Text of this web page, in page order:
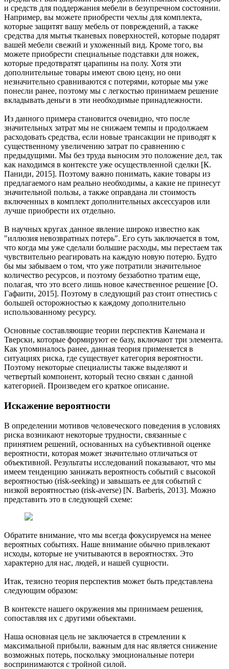
и средств для поддержания мебели в безупречном состоянии.
Например, вы можете приобрести чехлы для комплекта,
которые защитят вашу мебель от повреждений, а также
средства для мытья тканевых поверхностей, которые подарят
вашей мебели свежий и ухоженный вид. Кроме того, вы
можете приобрести специальные подставки для ножек,
которые предотвратят царапины на полу. Хотя эти
дополнительные товары имеют свою цену, но они
незначительно сравниваются с потерями, которые мы уже
понесли ранее, поэтому мы с легкостью принимаем решение
вкладывать деньги в эти необходимые принадлежности.
Из данного примера становится очевидно, что после
значительных затрат мы не снижаем темпы и продолжаем
расходовать средства, если новые трансакции не приводят к
существенному увеличению затрат по сравнению с
предыдущими. Мы без труда выносим это положение дел, так
как находимся в контексте уже осуществленной сделки [К.
Паниди, 2015]. Поэтому важно понимать, какие товары из
предлагаемого нам реально необходимы, а какие не принесут
значительной пользы, а также оправдана ли стоимость
включенных в комплект дополнительных аксессуаров или
лучше приобрести их отдельно.
В научных кругах данное явление широко известно как
"иллюзия невозвратных потерь". Его суть заключается в том,
что когда мы уже сделали большие расходы, мы перестаем так
чувствительно реагировать на каждую новую потерю. Будто
бы мы забываем о том, что уже потратили значительное
количество ресурсов, и поэтому беззаботно тратим еще,
полагая, что это всего лишь новое качественное решение [О.
Гафаити, 2015]. Поэтому в следующий раз стоит отнестись с
большей осторожностью к каждому дополнительно
использованному ресурсу.
Основные составляющие теории перспектив Канемана и
Тверски, которые формируют ее базу, включают три элемента.
Как упоминалось ранее, данная теория применяется в
ситуациях риска, где существует категория вероятности.
Поэтому некоторые специалисты также выделяют и
четвертый компонент, который тесно связан с данной
категорией. Произведем его краткое описание.
Искажение вероятности
В определении мотивов человеческого поведения в условиях
риска возникают некоторые трудности, связанные с
принятием решений, основанных на субъективной оценке
вероятности, которая может значительно отличаться от
объективной. Результаты исследований показывают, что мы
имеем тенденцию занижать вероятность событий с высокой
вероятностью (risk-seeking) и завышать ее для событий с
низкой вероятностью (risk-averse) [N. Barberis, 2013]. Можно
представить это в следующей схеме:
Обратите внимание, что мы всегда фокусируемся на менее
вероятных событиях. Наше внимание обычно привлекают
исходы, которые не учитываются в вероятностях. Это
характерно для нас, людей, и нашей сущности.
Итак, тезисно теория перспектив может быть представлена
следующим образом:
В контексте нашего окружения мы принимаем решения,
сопоставляя их с другими объектами.
Наша основная цель не заключается в стремлении к
максимальной прибыли, важным для нас является снижение
возможных потерь, поскольку эмоциональные потери
воспринимаются с тройной силой.